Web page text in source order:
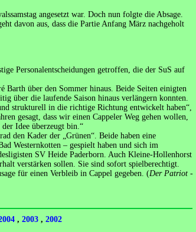
angesetzt war. Doch nun folgte die Absage.
davon aus, dass die Partie Anfang März nachgeholt
Personalentscheidungen getroffen, die der SuS auf
Barth über den Sommer hinaus. Beide Seiten einigten
über die laufende Saison hinaus verlängern konnten.
strukturell in die richtige Richtung entwickelt haben“,
gesagt, dass wir einen Cappeler Weg gehen wollen,
Idee überzeugt bin.“
den Kader der „Grünen“. Beide haben eine
Westernkotten – gespielt haben und sich im
SV Heide Paderborn. Auch Kleine-Hollenhorst
verstärken sollen. Sie sind sofort spielberechtigt.
für einen Verbleib in Cappel gegeben. (Der Patriot -
, 2003 , 2002